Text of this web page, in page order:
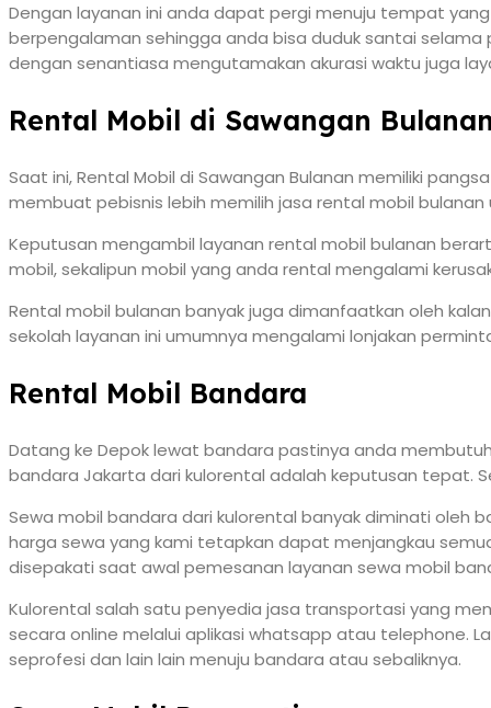
Dengan layanan ini anda dapat pergi menuju tempat
berpengalaman sehingga anda bisa duduk santai
dengan senantiasa mengutamakan akurasi waktu juga
Rental Mobil di Sawangan
Saat ini, Rental Mobil di Sawangan Bulanan memiliki
membuat pebisnis lebih memilih jasa rental mobil
Keputusan mengambil layanan rental mobil bulanan
mobil, sekalipun mobil yang anda rental mengalami
Rental mobil bulanan banyak juga dimanfaatkan oleh
sekolah layanan ini umumnya mengalami lonjakan
Rental Mobil Bandara
Datang ke Depok lewat bandara pastinya anda
bandara Jakarta dari kulorental adalah keputusan tepat.
Sewa mobil bandara dari kulorental banyak diminati oleh
harga sewa yang kami tetapkan dapat menjangkau
disepakati saat awal pemesanan layanan sewa mobil
Kulorental salah satu penyedia jasa transportasi yang
secara online melalui aplikasi whatsapp atau telephone.
seprofesi dan lain lain menuju bandara atau sebaliknya.